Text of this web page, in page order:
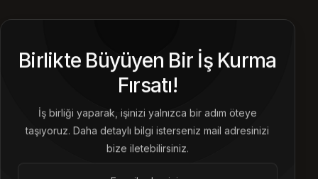
Birlikte Büyüyen Bir İş Kurma
Fırsatı!
İş birliği yaparak, işinizi yalnızca bir adım öteye
taşıyoruz. Daha detaylı bilgi isterseniz mail adresinizi
bize iletebilirsiniz.